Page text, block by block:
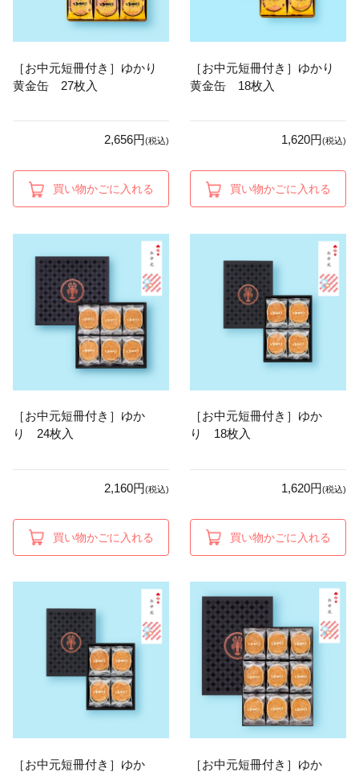
［お中元短冊付き］ゆかり
黄金缶 27枚入
2,656円(税込)
買い物かごに入れる
［お中元短冊付き］ゆかり
黄金缶 18枚入
1,620円(税込)
買い物かごに入れる
［お中元短冊付き］ゆか
り 24枚入
2,160円(税込)
買い物かごに入れる
［お中元短冊付き］ゆか
り 18枚入
1,620円(税込)
買い物かごに入れる
［お中元短冊付き］ゆか
［お中元短冊付き］ゆか